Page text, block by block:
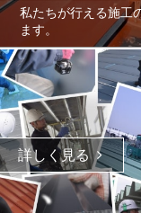
私たちが行える施工
ます。
詳しく見る